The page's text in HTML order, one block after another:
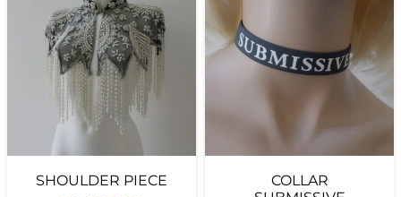
SHOULDER PIECE
COLLAR